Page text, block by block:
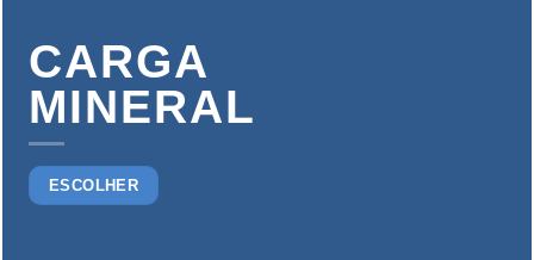
CARGA
MINERAL
ESCOLHER